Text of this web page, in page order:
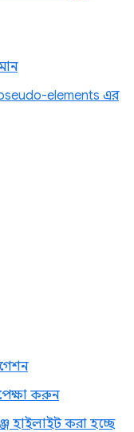
elements এর
করুন
হাইলাইট করা হচ্ছে